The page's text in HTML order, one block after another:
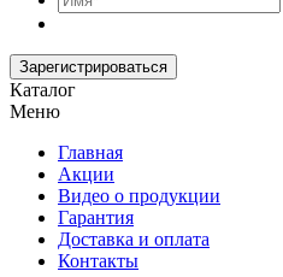
Зарегистрироваться
Каталог
Меню
Главная
Акции
Видео о продукции
Гарантия
Доставка и оплата
Контакты